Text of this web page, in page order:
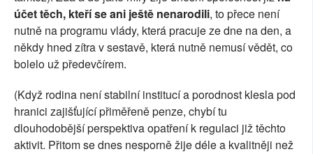
účet těch, kteří se ani ještě nenarodili, to přece není
nutně na programu vlády, která pracuje ze dne na den, a
někdy hned zítra v sestavě, která nutně nemusí vědět, co
bolelo už předevčírem.
(Když rodina není stabilní institucí a porodnost klesla pod
hranici zajišťující přiměřeně penze, chybí tu
dlouhodobější perspektiva opatření k regulaci již těchto
aktivit. Přitom se dnes nesporně žije déle a kvalitněji než